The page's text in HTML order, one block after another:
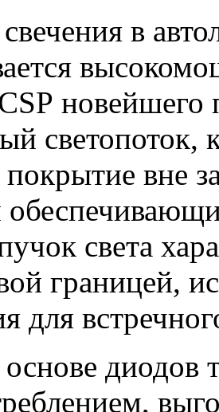
в
вне
света
границей,
для
диодов